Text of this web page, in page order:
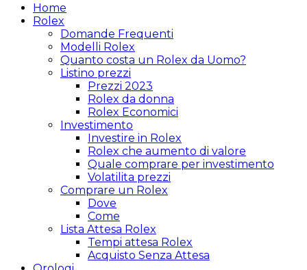
Home
Rolex
Domande Frequenti
Modelli Rolex
Quanto costa un Rolex da Uomo?
Listino prezzi
Prezzi 2023
Rolex da donna
Rolex Economici
Investimento
Investire in Rolex
Rolex che aumento di valore
Quale comprare per investimento
Volatilita prezzi
Comprare un Rolex
Dove
Come
Lista Attesa Rolex
Tempi attesa Rolex
Acquisto Senza Attesa